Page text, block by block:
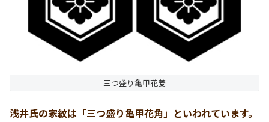
三つ盛り亀甲花菱
浅井氏の家紋は「三つ盛り亀甲花角」といわれています。